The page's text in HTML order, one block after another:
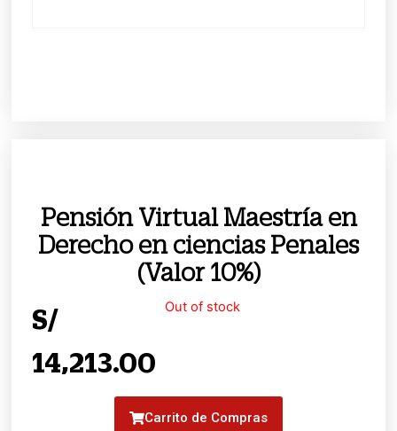
Pensión Virtual Maestría en
Derecho en ciencias Penales
(Valor 10%)
S/
14,213.00
Out of stock
Carrito de Compras